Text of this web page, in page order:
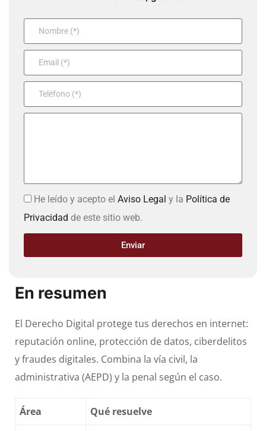
He leído y acepto el Aviso Legal y la Política de
Privacidad de este sitio web.
Enviar
En resumen
El Derecho Digital protege tus derechos en internet:
reputación online, protección de datos, ciberdelitos
y fraudes digitales. Combina la vía civil, la
administrativa (AEPD) y la penal según el caso.
Área Qué resuelve